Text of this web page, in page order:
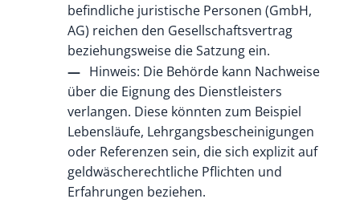
befindliche juristische Personen (GmbH,
AG) reichen den Gesellschaftsvertrag
beziehungsweise die Satzung ein.
Hinweis: Die Behörde kann Nachweise
über die Eignung des Dienstleisters
verlangen. Diese könnten zum Beispiel
Lebensläufe, Lehrgangsbescheinigungen
oder Referenzen sein, die sich explizit auf
geldwäscherechtliche Pflichten und
Erfahrungen beziehen.